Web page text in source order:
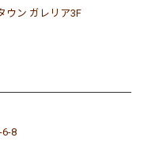
ウン ガレリア3F
6-8